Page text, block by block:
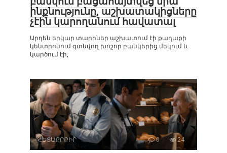
ինքնությունը, աշխատակիցները
չէին կարողանում հավատալ
Արդեն երկար տարիներ աշխատում էի քաղաքի
կենտրոնում գտնվող խոշոր բանկերից մեկում և
կարծում էի,
ՀԵՏԱՔՐՔԻՐ 0 24